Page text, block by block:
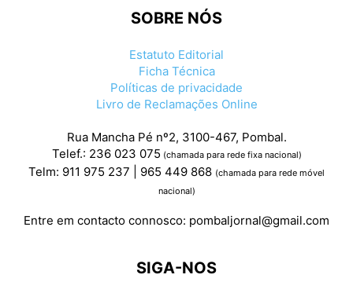
SOBRE NÓS
Estatuto Editorial
Ficha Técnica
Políticas de privacidade
Livro de Reclamações Online
Rua Mancha Pé nº2, 3100-467, Pombal.
Telef.: 236 023 075 (chamada para rede fixa nacional)
Telm: 911 975 237 | 965 449 868 (chamada para rede móvel
nacional)
Entre em contacto connosco: pombaljornal@gmail.com
SIGA-NOS